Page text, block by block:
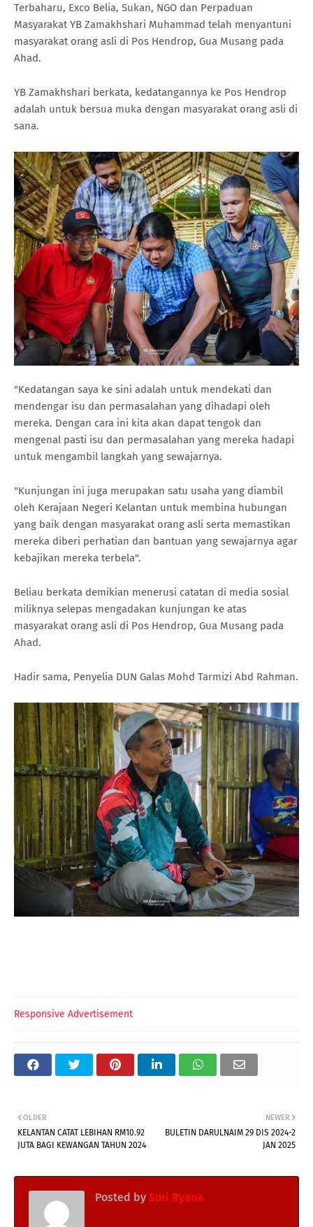
Terbaharu, Exco Belia, Sukan, NGO dan Perpaduan
Masyarakat YB Zamakhshari Muhammad telah menyantuni
masyarakat orang asli di Pos Hendrop, Gua Musang pada
Ahad.
YB Zamakhshari berkata, kedatangannya ke Pos Hendrop
adalah untuk bersua muka dengan masyarakat orang asli di
sana.
"Kedatangan saya ke sini adalah untuk mendekati dan
mendengar isu dan permasalahan yang dihadapi oleh
mereka. Dengan cara ini kita akan dapat tengok dan
mengenal pasti isu dan permasalahan yang mereka hadapi
untuk mengambil langkah yang sewajarnya.
"Kunjungan ini juga merupakan satu usaha yang diambil
oleh Kerajaan Negeri Kelantan untuk membina hubungan
yang baik dengan masyarakat orang asli serta memastikan
mereka diberi perhatian dan bantuan yang sewajarnya agar
kebajikan mereka terbela".
Beliau berkata demikian menerusi catatan di media sosial
miliknya selepas mengadakan kunjungan ke atas
masyarakat orang asli di Pos Hendrop, Gua Musang pada
Ahad.
Hadir sama, Penyelia DUN Galas Mohd Tarmizi Abd Rahman.
Responsive Advertisement
NEWER
BULETIN DARULNAIM 29 DIS 2024-2
JAN 2025
OLDER
KELANTAN CATAT LEBIHAN RM10.92
JUTA BAGI KEWANGAN TAHUN 2024
Posted by Suri Ryana